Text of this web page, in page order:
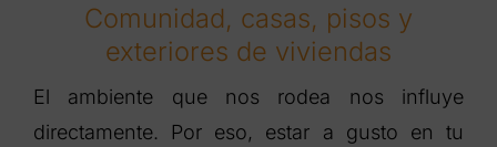
Comunidad, casas, pisos y
exteriores de viviendas
El ambiente que nos rodea nos influye
directamente. Por eso, estar a gusto en tu